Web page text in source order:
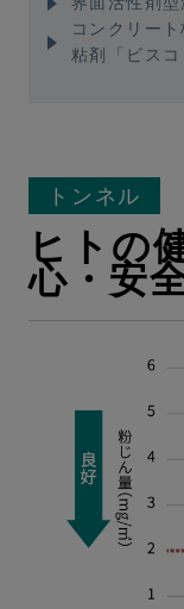
コンクリー
粘剤「ビス
トンネル
ヒトの
心・安